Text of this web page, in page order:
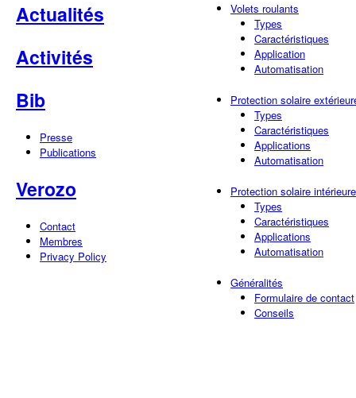
Actualités
Activités
Bib
Presse
Publications
Verozo
Contact
Membres
Privacy Policy
Volets roulants
Types
Caractéristiques
Application
Automatisation
Protection solaire
Types
Caractéristiques
Applications
Automatisation
Protection solaire intérieure
Types
Caractéristiques
Applications
Automatisation
Généralités
Formulaire de contact
Conseils